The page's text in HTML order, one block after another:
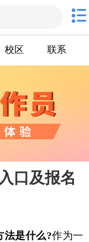
校区 联系
口及报名
法是什么?作为一